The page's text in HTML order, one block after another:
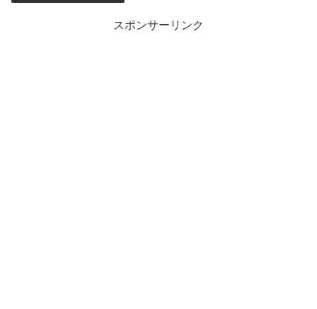
スポンサーリンク